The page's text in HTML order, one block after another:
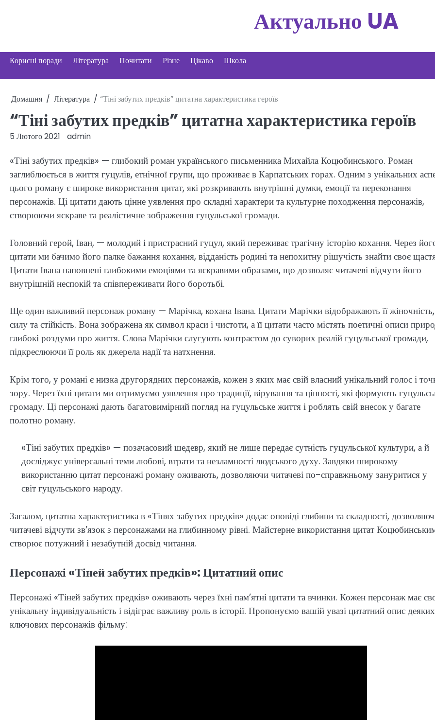
Актуально UA
Корисні поради Література Почитати Різне Цікаво Школа
Домашня Література “Тіні забутих предків” цитатна характеристика героїв
“Тіні забутих предків” цитатна характеристика героїв
5 Лютого 2021 admin
«Тіні забутих предків» — глибокий роман українського письменника Михайла Коцюбинського. Роман
заглиблюється в життя гуцулів, етнічної групи, що проживає в Карпатських горах. Одним з унікальних
цього роману є широке використання цитат, які розкривають внутрішні думки, емоції та переконання
персонажів. Ці цитати дають цінне уявлення про складні характери та культурне походження персонажів,
створюючи яскраве та реалістичне зображення гуцульської громади.
Головний герой, Іван, — молодий і пристрасний гуцул, який переживає трагічну історію кохання. Через
цитати ми бачимо його палке бажання кохання, відданість родині та непохитну рішучість знайти своє
Цитати Івана наповнені глибокими емоціями та яскравими образами, що дозволяє читачеві відчути його
внутрішній неспокій та співпереживати його боротьбі.
Ще один важливий персонаж роману — Марічка, кохана Івана. Цитати Марічки відображають її жіночність,
силу та стійкість. Вона зображена як символ краси і чистоти, а її цитати часто містять поетичні описи
глибокі роздуми про життя. Слова Марічки слугують контрастом до суворих реалій гуцульської громади,
підкреслюючи її роль як джерела надії та натхнення.
Крім того, у романі є низка другорядних персонажів, кожен з яких має свій власний унікальний голос і
зору. Через їхні цитати ми отримуємо уявлення про традиції, вірування та цінності, які формують
громаду. Ці персонажі дають багатовимірний погляд на гуцульське життя і роблять свій внесок у багате
полотно роману.
«Тіні забутих предків» — позачасовий шедевр, який не лише передає сутність гуцульської культури, а й
досліджує універсальні теми любові, втрати та незламності людського духу. Завдяки широкому
використанню цитат персонажі роману оживають, дозволяючи читачеві по-справжньому зануритися у
світ гуцульського народу.
Загалом, цитатна характеристика в «Тінях забутих предків» додає оповіді глибини та складності,
читачеві відчути зв’язок з персонажами на глибинному рівні. Майстерне використання цитат
створює потужний і незабутній досвід читання.
Персонажі «Тіней забутих предків»: Цитатний опис
Персонажі «Тіней забутих предків» оживають через їхні пам’ятні цитати та вчинки. Кожен персонаж має
унікальну індивідуальність і відіграє важливу роль в історії. Пропонуємо вашій увазі цитатний опис деяких
ключових персонажів фільму: